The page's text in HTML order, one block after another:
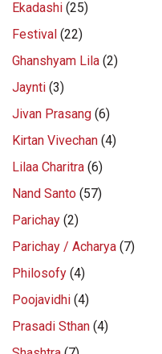
Ekadashi (25)
Festival (22)
Ghanshyam Lila (2)
Jaynti (3)
Jivan Prasang (6)
Kirtan Vivechan (4)
Lilaa Charitra (6)
Nand Santo (57)
Parichay (2)
Parichay / Acharya (7)
Philosofy (4)
Poojavidhi (4)
Prasadi Sthan (4)